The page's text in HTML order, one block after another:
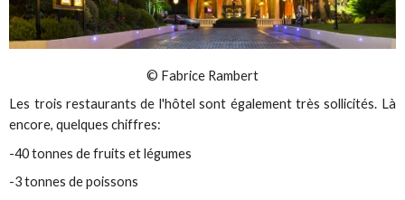
© Fabrice Rambert
Les trois restaurants de l'hôtel sont également très sollicités. Là
encore, quelques chiffres:
-40 tonnes de fruits et légumes
-3 tonnes de poissons